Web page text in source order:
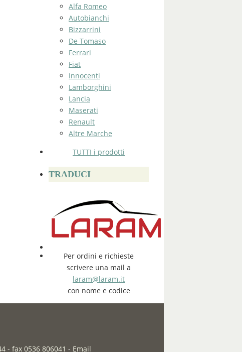
Alfa Romeo
Autobianchi
Bizzarrini
De Tomaso
Ferrari
Fiat
Innocenti
Lamborghini
Lancia
Maserati
Renault
Altre Marche
TUTTI i prodotti
TRADUCI
Per ordini e richieste
scrivere una mail a
laram@laram.it
con nome e codice
- fax 0536 806041 - Email